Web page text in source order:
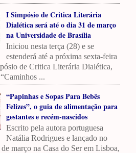
I Simpósio de Critica Literária
Dialética será até o dia 31 de março
na Universidade de Brasília
Iniciou nesta terça (28) e se
estenderá até a próxima sexta-feira
de Critica Literária Dialética,
...
“Papinhas e Sopas Para Bebês
Felizes”, o guia de alimentação para
gestantes e recém-nascidos
Escrito pela autora portuguesa
Natália Rodrigues e lançado no
março na Casa do Ser em Lisboa,